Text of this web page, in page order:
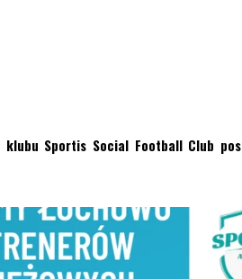
Sportis Social Football Club